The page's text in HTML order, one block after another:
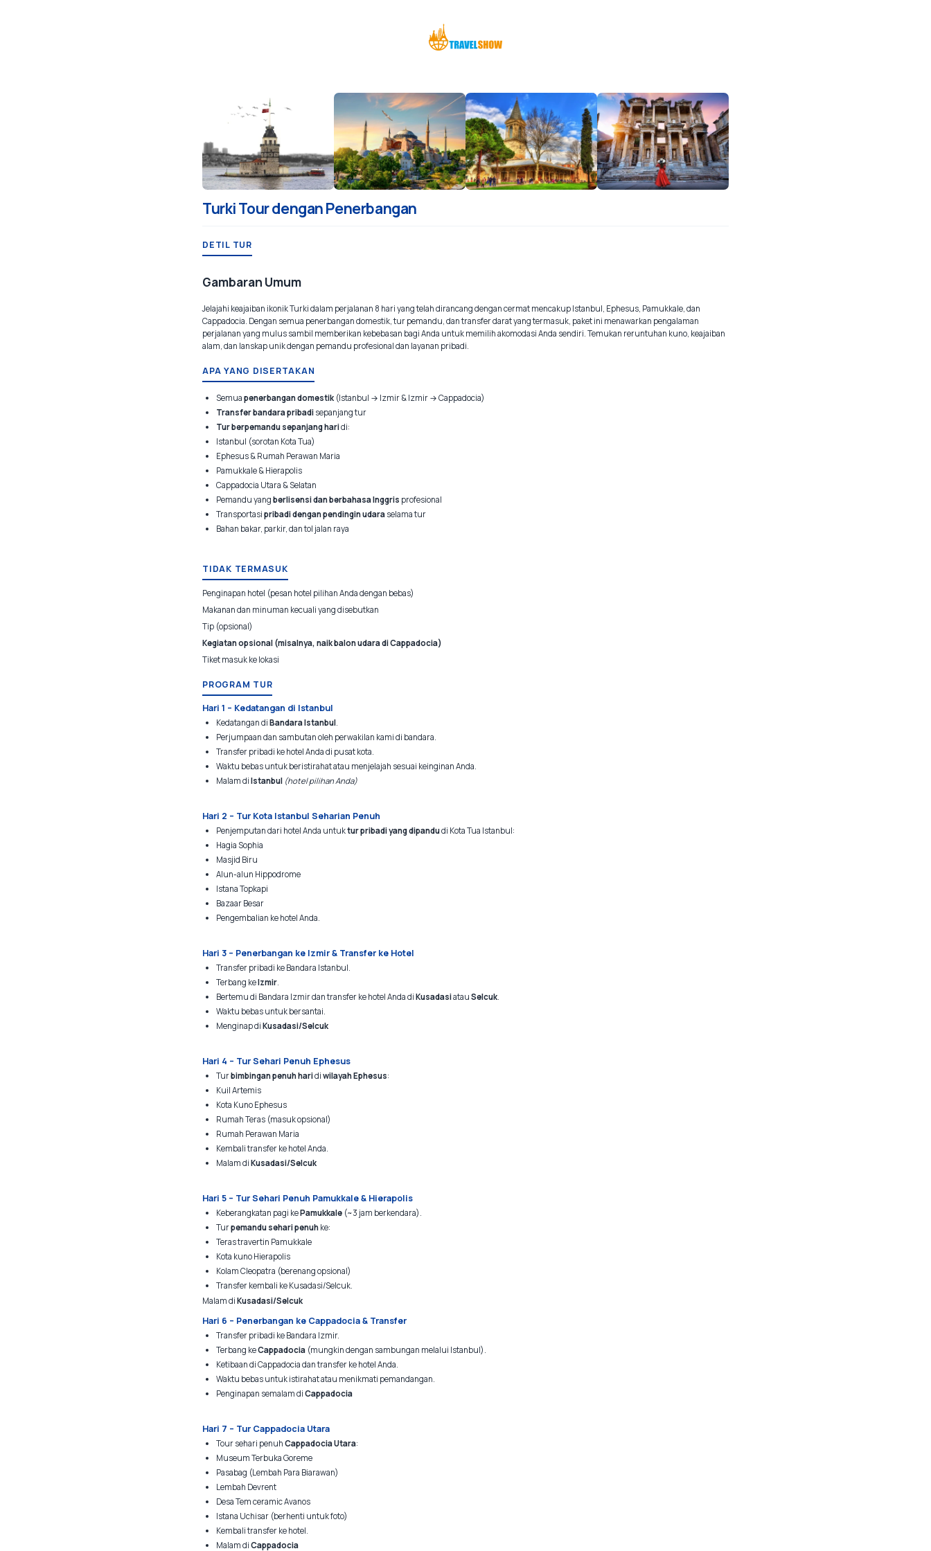
Turki Tour dengan Penerbangan
DETIL TUR
Gambaran Umum
Jelajahi keajaiban ikonik Turki dalam perjalanan 8 hari yang telah dirancang dengan cermat mencakup Istanbul, Ephesus, Pamukkale, dan
Cappadocia. Dengan semua penerbangan domestik, tur pemandu, dan transfer darat yang termasuk, paket ini menawarkan pengalaman
perjalanan yang mulus sambil memberikan kebebasan bagi Anda untuk memilih akomodasi Anda sendiri. Temukan reruntuhan kuno, keajaiban
alam, dan lanskap unik dengan pemandu profesional dan layanan pribadi.
APA YANG DISERTAKAN
Semua penerbangan domestik (Istanbul → Izmir & Izmir → Cappadocia)
Transfer bandara pribadi sepanjang tur
Tur berpemandu sepanjang haridi:
Istanbul (sorotan Kota Tua)
Ephesus & Rumah Perawan Maria
Pamukkale & Hierapolis
Cappadocia Utara & Selatan
Pemandu yang berlisensi dan berbahasa Inggris profesional
Transportasi pribadi dengan pendingin udara selama tur
Bahan bakar, parkir, dan tol jalan raya
TIDAK TERMASUK
Penginapan hotel (pesan hotel pilihan Anda dengan bebas)
Makanan dan minuman kecuali yang disebutkan
Tip (opsional)
Kegiatan opsional (misalnya, naik balon udara di Cappadocia)
Tiket masuk ke lokasi
PROGRAM TUR
Hari 1 – Kedatangan di Istanbul
Kedatangan di Bandara Istanbul
Perjumpaan dan sambutan oleh perwakilan kami di bandara.
Transfer pribadi ke hotel Anda di pusat kota.
Waktu bebas untuk beristirahat atau menjelajah sesuai keinginan Anda.
Malam di Istanbul (hotel pilihan Anda)
Hari 2 – Tur Kota Istanbul Seharian Penuh
Penjemputan dari hotel Anda untuktur pribadi yang dipandudi Kota Tua Istanbul:
Hagia Sophia
Masjid Biru
Alun-alun Hippodrome
Istana Topkapi
Bazaar Besar
Pengembalian ke hotel Anda.
Hari 3 – Penerbangan ke Izmir & Transfer ke Hotel
Transfer pribadi ke Bandara Istanbul.
Terbang keIzmir
Bertemu di Bandara Izmir dan transfer ke hotel Anda di Kusadasiatau Selcuk
Waktu bebas untuk bersantai.
Menginap di Kusadasi/Selcuk
Hari 4 – Tur Sehari Penuh Ephesus
Turbimbingan penuh haridi wilayah Ephesus:
Kuil Artemis
Kota Kuno Ephesus
Rumah Teras (masuk opsional)
Rumah Perawan Maria
Kembali transfer ke hotel Anda.
Malam di Kusadasi/Selcuk
Hari 5 – Tur Sehari Penuh Pamukkale & Hierapolis
Keberangkatan pagi kePamukkale (~3 jam berkendara).
Turpemandu sehari penuh ke:
Teras travertin Pamukkale
Kota kuno Hierapolis
Kolam Cleopatra (berenang opsional)
Transfer kembali ke Kusadasi/Selcuk.
Malam di Kusadasi/Selcuk
Hari 6 – Penerbangan ke Cappadocia & Transfer
Transfer pribadi ke Bandara Izmir.
Terbang keCappadocia (mungkin dengan sambungan melalui Istanbul).
Ketibaan di Cappadocia dan transfer ke hotel Anda.
Waktu bebas untuk istirahat atau menikmati pemandangan.
Penginapan semalam di Cappadocia
Hari 7 – Tur Cappadocia Utara
Tour sehari penuh Cappadocia Utara:
Museum Terbuka Goreme
Pasabag (Lembah Para Biarawan)
Lembah Devrent
Desa Tem ceramic Avanos
Istana Uchisar (berhenti untuk foto)
Kembali transfer ke hotel.
Malam di Cappadocia